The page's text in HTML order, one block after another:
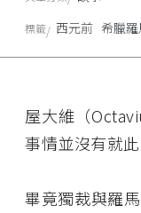
屋大維（
事情並沒有就此
畢竟獨裁與羅
標籤 西元前 希臘